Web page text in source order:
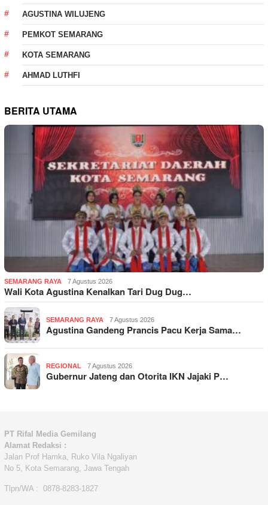
AGUSTINA WILUJENG
PEMKOT SEMARANG
KOTA SEMARANG
AHMAD LUTHFI
BERITA UTAMA
SEMARANG RAYA 7 Agustus 2026
Wali Kota Agustina Kenalkan Tari Dug Dug…
SEMARANG RAYA 7 Agustus 2026
Agustina Gandeng Prancis Pacu Kerja Sama…
REGIONAL 7 Agustus 2026
Gubernur Jateng dan Otorita IKN Jajaki P…
PT Rifal Media Gemilang
Alamat Redaksi :
Jalan Prof Hamka, Ruko Vila Ngaliyan
No 5, Kota Semarang, Jawa Tengah
Tlpn/WA : 0878-8283-1827